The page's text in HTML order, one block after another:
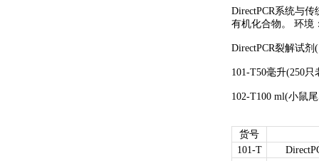
DirectPCR系统与
有机化合物。 环境
DirectPCR裂解试剂
101-T50毫升(250
102-T100 ml(小鼠
货号
101-T